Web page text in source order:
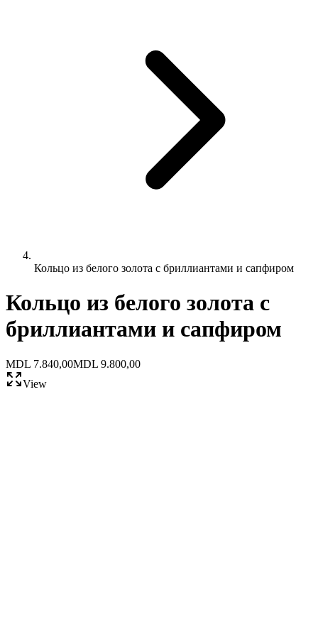
Кольцо из белого золота с бриллиантами и сапфиром
Кольцо из белого золота с
бриллиантами и сапфиром
MDL 7.840,00MDL 9.800,00
View